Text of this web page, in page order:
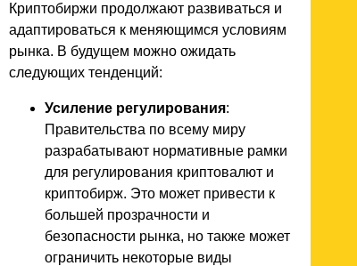
Криптобиржи продолжают развиваться и
адаптироваться к меняющимся условиям
рынка. В будущем можно ожидать
следующих тенденций:
Усиление регулирования:
Правительства по всему миру
разрабатывают нормативные рамки
для регулирования криптовалют и
криптобирж. Это может привести к
большей прозрачности и
безопасности рынка, но также может
ограничить некоторые виды